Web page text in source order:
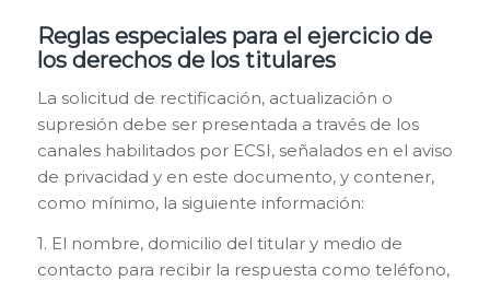
Reglas especiales para el ejercicio de
los derechos de los titulares
La solicitud de rectificación, actualización o
supresión debe ser presentada a través de los
canales habilitados por ECSI, señalados en el aviso
de privacidad y en este documento, y contener,
como mínimo, la siguiente información:
1. El nombre, domicilio del titular y medio de
contacto para recibir la respuesta como teléfono,